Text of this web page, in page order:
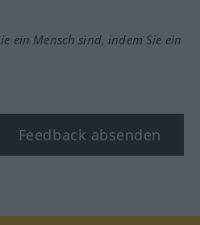
ein Mensch sind, indem Sie ein
Feedback absenden